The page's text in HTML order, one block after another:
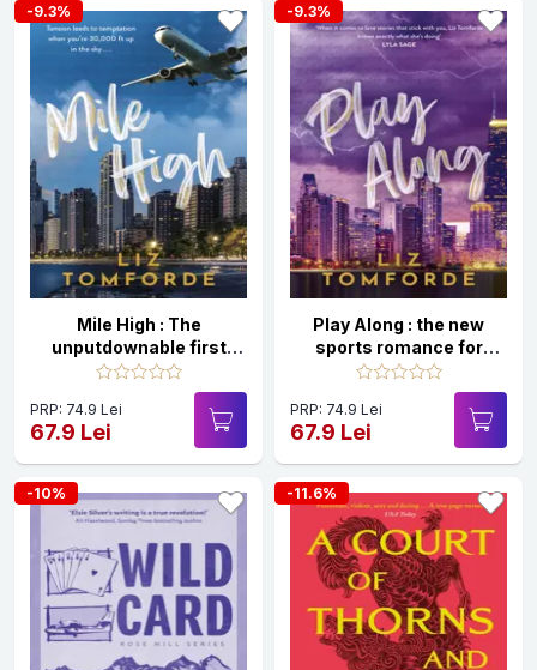
-9.3%
Mile High : The
unputdownable first
book in TikTok
sensation, the Windy
City series, featuring an
ice hockey enemies-to-
lovers sports romance
PRP: 74.9 Lei
67.9 Lei
-9.3%
Play Along : the new
sports romance for
2024 with steam, fake
dating and a Vegas
wedding - from the
TikTok sensation
PRP: 74.9 Lei
67.9 Lei
-10% -11.6%